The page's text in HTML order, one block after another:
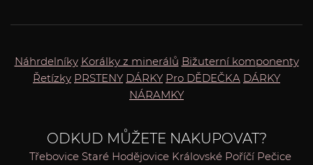
Náhrdelníky Korálky z minerálů Bižuterní komponenty
Řetízky PRSTENY DÁRKY Pro DĚDEČKA DÁRKY
NÁRAMKY
ODKUD MŮŽETE NAKUPOVAT?
Třebovice Staré Hodějovice Královské Poříčí Pečice